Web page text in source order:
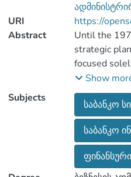
URI
https://
Abstract
Until the
strategic
focused
methods
this period
advertise
1980s,
mastered
marketing,
aggressive.
Show
Subjects
საბანკო
საბანკო